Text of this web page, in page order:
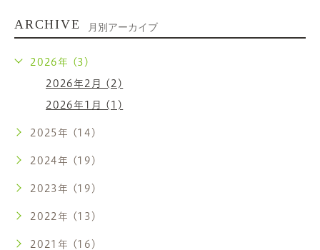
ARCHIVE 月別アーカイブ
2026年 (3)
2026年2月 (2)
2026年1月 (1)
2025年 (14)
2024年 (19)
2023年 (19)
2022年 (13)
2021年 (16)